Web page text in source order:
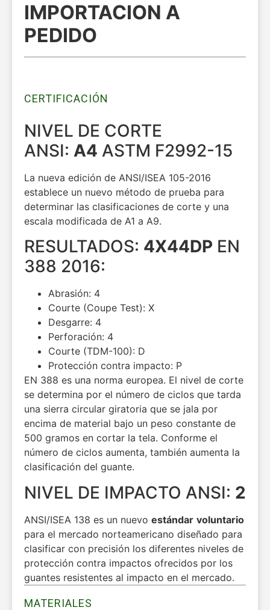
IMPORTACION A
PEDIDO
CERTIFICACIÓN
NIVEL DE CORTE
ANSI: A4 ASTM F2992-15
La nueva edición de ANSI/ISEA 105-2016
establece un nuevo método de prueba para
determinar las clasificaciones de corte y una
escala modificada de A1 a A9.
RESULTADOS: 4X44DP EN
388 2016:
Abrasión: 4
Courte (Coupe Test): X
Desgarre: 4
Perforación: 4
Courte (TDM-100): D
Protección contra impacto: P
EN 388 es una norma europea. El nivel de corte
se determina por el número de ciclos que tarda
una sierra circular giratoria que se jala por
encima de material bajo un peso constante de
500 gramos en cortar la tela. Conforme el
número de ciclos aumenta, también aumenta la
clasificación del guante.
NIVEL DE IMPACTO ANSI: 2
ANSI/ISEA 138 es un nuevo estándar voluntario
para el mercado norteamericano diseñado para
clasificar con precisión los diferentes niveles de
protección contra impactos ofrecidos por los
guantes resistentes al impacto en el mercado.
MATERIALES